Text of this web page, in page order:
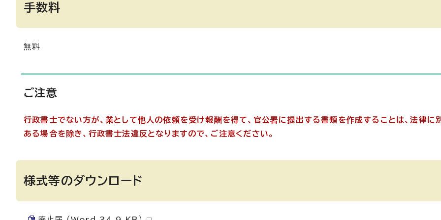
手数料
無料
ご注意
行政書士でない方が、業として他人の依頼を受け報酬を得て、官公署に提出する書類を作成することは、法律に
ある場合を除き、行政書士法違反となりますので、ご注意ください。
様式等のダウンロード